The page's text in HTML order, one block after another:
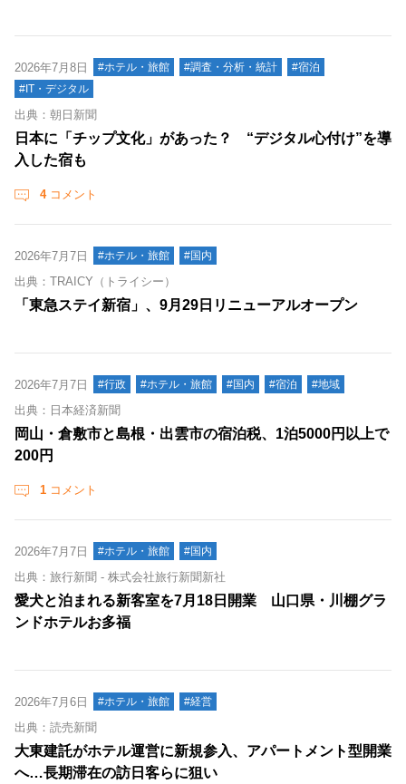
2026年7月8日 #ホテル・旅館 #調査・分析・統計
#宿泊
#IT・デジタル
出典：朝日新聞
日本に「チップ文化」があった？ “デジタル心付け”を導
入した宿も
4コメント
2026年7月7日 #ホテル・旅館 #国内
出典：TRAICY（トライシー）
「東急ステイ新宿」、9月29日リニューアルオープン
2026年7月7日 #行政 #ホテル・旅館 #国内 #宿泊 #地域
出典：日本経済新聞
岡山・倉敷市と島根・出雲市の宿泊税、1泊5000円以上で
200円
1 コメント
2026年7月7日 #ホテル・旅館 #国内
出典：旅行新聞 - 株式会社旅行新聞新社
愛犬と泊まれる新客室を7月18日開業 山口県・川棚グラ
ンドホテルお多福
2026年7月6日 #ホテル・旅館 #経営
出典：読売新聞
大東建託がホテル運営に新規参入、アパートメント型開業
へ…長期滞在の訪日客らに狙い